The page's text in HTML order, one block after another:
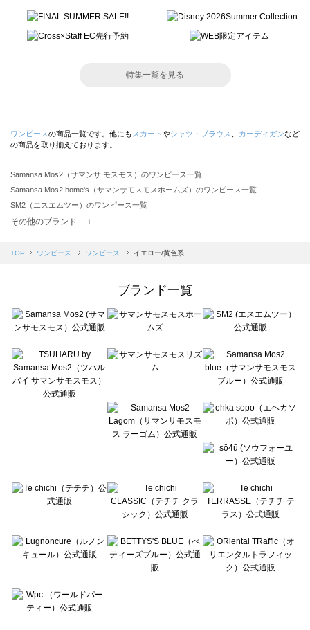
特集一覧を見る
ワンピースの商品一覧です。他にも スカート やシャツ・ブラウス カーディガンなど
の商品を取り揃えております。
Samansa Mos2（サマンサ モスモス）のワンピース一覧
Samansa Mos2 home's（サマンサモスモスホームズ）のワンピース一覧
SM2（エスエムツー）のワンピース一覧
TSUHARU by Samansa Mos2（ツハルバイサマンサモスモス）のワンピース一覧
Samansa Mos2 blue（サマンサモスモス ブルー）のワンピース一覧
sō4ū（ソウフォーユー）のワンピース一覧
Te chichi（テチチ）のワンピース一覧
Te chichi CLASSIC（テチチ クラシック）のワンピース一覧
Lugnoncure（ルノンキュール）のワンピース一覧
BETTY'S BLUE（べティーズブルー）のワンピース一覧
Wpc.（ワールドパーティー）のワンピース一覧
その他のブランド ＋
TOP ワンピース ワンピース イエロー/黄色系
ブランド一覧